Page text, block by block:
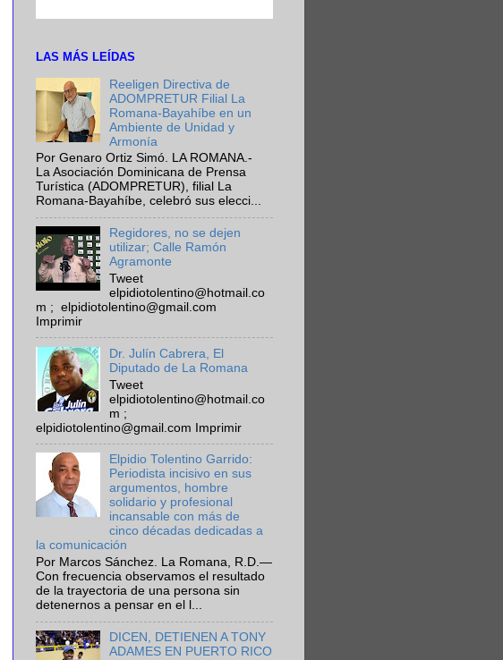
LAS MÁS LEÍDAS
Reeligen Directiva de
ADOMPRETUR Filial La
Romana-Bayahíbe en un
Ambiente de Unidad y
Armonía
Por Genaro Ortiz Simó. LA ROMANA.-
La Asociación Dominicana de Prensa
Turística (ADOMPRETUR), filial La
Romana-Bayahíbe, celebró sus elecci...
Regidores, no se dejen
utilizar; Calle Ramón
Agramonte
Tweet
elpidiotolentino@hotmail.co
m ; elpidiotolentino@gmail.com
Imprimir
Dr. Julín Cabrera, El
Diputado de La Romana
Tweet
elpidiotolentino@hotmail.co
m ;
elpidiotolentino@gmail.com Imprimir
Elpidio Tolentino Garrido:
Periodista incisivo en sus
argumentos, hombre
solidario y profesional
incansable con más de
cinco décadas dedicadas a
la comunicación
Por Marcos Sánchez. La Romana, R.D.—
Con frecuencia observamos el resultado
de la trayectoria de una persona sin
detenernos a pensar en el l...
DICEN, DETIENEN A TONY
ADAMES EN PUERTO RICO